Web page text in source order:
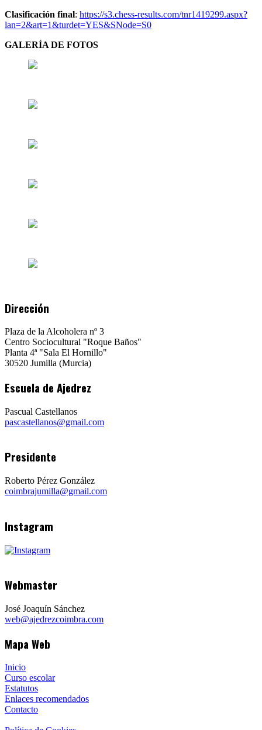
Clasificación final: https://s3.chess-results.com/tnr1419299.aspx?
lan=2&art=1&turdet=YES&SNode=S0
GALERÍA DE FOTOS
Dirección
Plaza de la Alcoholera nº 3
Centro Sociocultural "Roque Baños"
Planta 4ª "Sala El Hornillo"
30520 Jumilla (Murcia)
Escuela de Ajedrez
Pascual Castellanos
pascastellanos@gmail.com
Presidente
Roberto Pérez González
coimbrajumilla@gmail.com
Instagram
Webmaster
José Joaquín Sánchez
web@ajedrezcoimbra.com
Mapa Web
Inicio
Curso escolar
Estatutos
Enlaces recomendados
Contacto